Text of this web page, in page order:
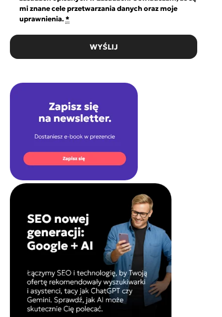
mi znane cele przetwarzania danych oraz moje
uprawnienia.*